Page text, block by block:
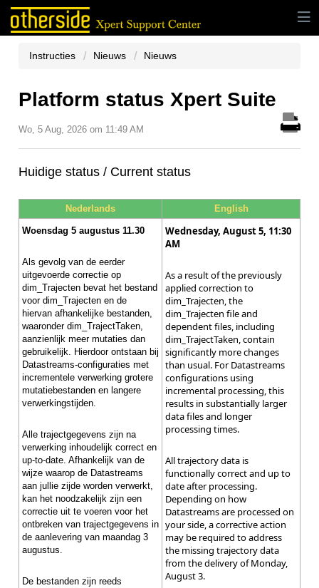
Instructies Nieuws Nieuws
Platform status Xpert Suite
Wo, 5 Aug, 2026 om 11:49 AM
Huidige status / Current status
Nederlands English
Woensdag 5 augustus 11.30
Als gevolg van de eerder
uitgevoerde correctie op
dim_Trajecten bevat het bestand
voor dim_Trajecten en de
hiervan afhankelijke bestanden,
waaronder dim_TrajectTaken,
aanzienlijk meer mutaties dan
gebruikelijk. Hierdoor ontstaan bij
Datastreams-configuraties met
incrementele verwerking grotere
mutatiebestanden en langere
verwerkingstijden.
Alle trajectgegevens zijn na
verwerking inhoudelijk correct en
up-to-date. Afhankelijk van de
wijze waarop de Datastreams
aan jullie zijde worden verwerkt,
kan het noodzakelijk zijn een
correctie uit te voeren voor het
ontbreken van trajectgegevens in
de aanlevering van maandag 3
augustus.
De bestanden zijn reeds
Wednesday, August 5, 11:30
AM
As a result of the previously
applied correction to
dim_Trajecten, the
dim_Trajecten file and
dependent files, including
dim_TrajectTaken, contain
significantly more changes
than usual. For Datastreams
configurations using
incremental processing, this
results in substantially larger
data files and longer
processing times.
All trajectory data is
functionally correct and up to
date after processing.
Depending on how
Datastreams are processed on
your side, a corrective action
may be required to address
the missing trajectory data
from the delivery of Monday,
August 3.